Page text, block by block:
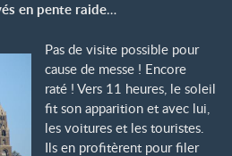
en pente raide…
Pas de visite possible pour
cause de messe ! Encore
raté ! Vers 11 heures, le soleil
fit son apparition et avec lui,
les voitures et les touristes.
Ils en profitèrent pour filer